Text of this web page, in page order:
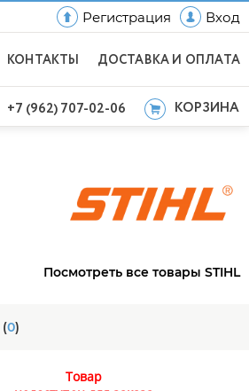
Регистрация Вход
КОНТАКТЫ ДОСТАВКА И ОПЛАТА
+7 (962) 707-02-06 КОРЗИНА
Посмотреть все товары STIHL
(0)
Товар